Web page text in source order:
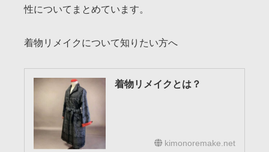
性についてまとめています。
着物リメイクについて知りたい方へ
着物リメイクとは？
kimonoremake.net